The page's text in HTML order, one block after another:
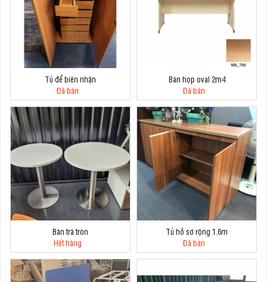
Tủ để biên nhận
Đã bán
Bàn họp oval 2m4
Đã bán
Bàn trà tròn
Hết hàng
Tủ hồ sơ rộng 1.6m
Đã bán